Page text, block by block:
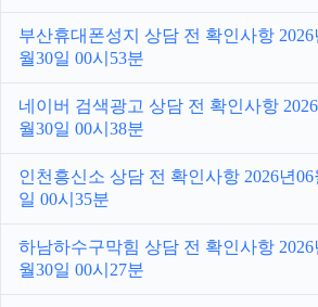
부산휴대폰성지 상담 전 확인사항 2026
월30일 00시53분
네이버 검색광고 상담 전 확인사항
월30일 00시38분
인천흥신소 상담 전 확인사항 2026년06
일 00시35분
하남하수구막힘 상담 전 확인사항 2026
월30일 00시27분